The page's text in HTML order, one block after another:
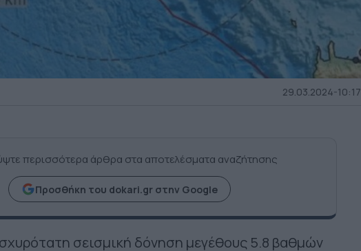
29.03.2024-10:17
περισσότερα άρθρα στα αποτελέσματα αναζήτησης
Προσθήκη του dokari.gr στην Google
σεισμική δόνηση μεγέθους 5.8 βαθμών